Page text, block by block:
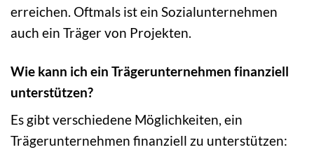
erreichen. Oftmals ist ein Sozialunternehmen
auch ein Träger von Projekten.
Wie kann ich ein Trägerunternehmen finanziell
unterstützen?
Es gibt verschiedene Möglichkeiten, ein
Trägerunternehmen finanziell zu unterstützen: